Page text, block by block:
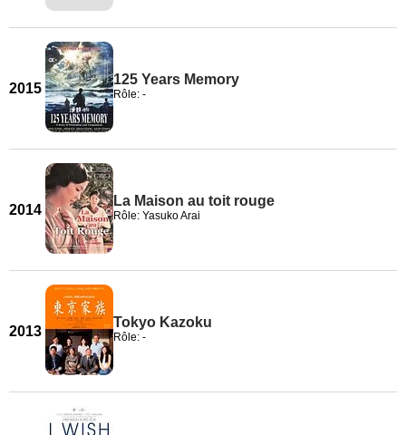
2015
125 Years Memory
Rôle: -
2014
La Maison au toit rouge
Rôle: Yasuko Arai
2013
Tokyo Kazoku
Rôle: -